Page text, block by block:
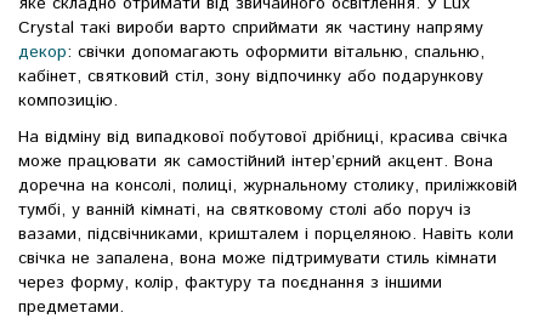
Crystal такі вироби варто сприймати як частину напряму
декор: свічки допомагають оформити вітальню, спальню,
кабінет, святковий стіл, зону відпочинку або подарункову
композицію.
На відміну від випадкової побутової дрібниці, красива свічка
може працювати як самостійний інтер’єрний акцент. Вона
доречна на консолі, полиці, журнальному столику, приліжковій
тумбі, у ванній кімнаті, на святковому столі або поруч із
вазами, підсвічниками, кришталем і порцеляною. Навіть коли
свічка не запалена, вона може підтримувати стиль кімнати
через форму, колір, фактуру та поєднання з іншими
предметами.